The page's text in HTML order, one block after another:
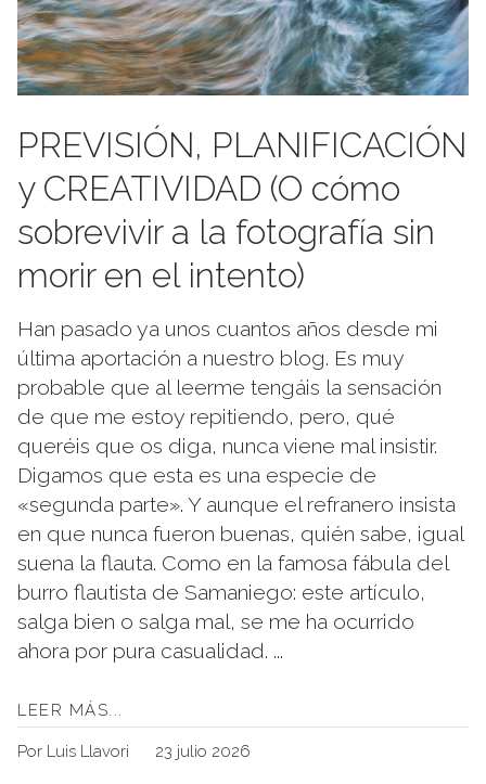
PREVISIÓN, PLANIFICACIÓN
y CREATIVIDAD (O cómo
sobrevivir a la fotografía sin
morir en el intento)
Han pasado ya unos cuantos años desde mi
última aportación a nuestro blog. Es muy
probable que al leerme tengáis la sensación
de que me estoy repitiendo, pero, qué
queréis que os diga, nunca viene mal insistir.
Digamos que esta es una especie de
«segunda parte». Y aunque el refranero insista
en que nunca fueron buenas, quién sabe, igual
suena la flauta. Como en la famosa fábula del
burro flautista de Samaniego: este artículo,
salga bien o salga mal, se me ha ocurrido
ahora por pura casualidad. ...
LEER MÁS...
Por Luis Llavori 23 julio 2026